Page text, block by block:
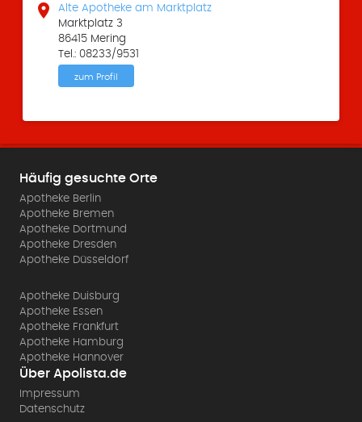

Alte Apotheke am Marktplatz
Marktplatz 3
86415 Mering
Tel.: 08233/9531
zum Profil
Häufig gesuchte Orte
Apotheke Berlin
Apotheke Bremen
Apotheke Dortmund
Apotheke Dresden
Apotheke Düsseldorf
Apotheke Duisburg
Apotheke Essen
Apotheke Frankfurt
Apotheke Hamburg
Apotheke Hannover
Über Apolista.de
Impressum
Datenschutz